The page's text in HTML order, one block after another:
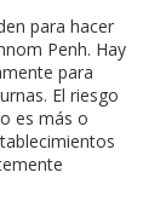
para hacer
Penh. Hay
para
El riesgo
es más o